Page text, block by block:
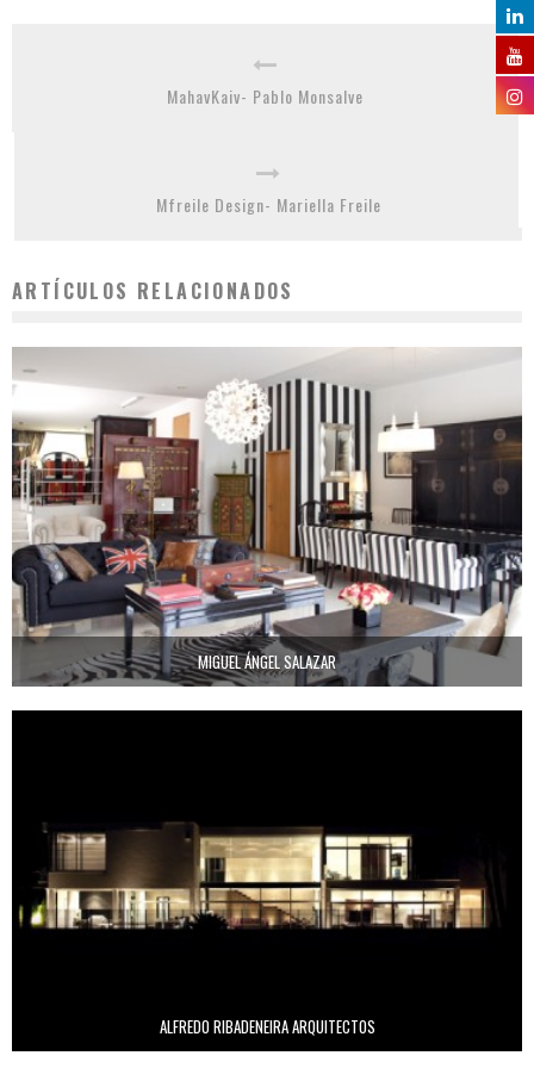
MahavKaiv- Pablo Monsalve
Mfreile Design- Mariella Freile
ARTÍCULOS RELACIONADOS
MIGUEL ÁNGEL SALAZAR
ALFREDO RIBADENEIRA ARQUITECTOS